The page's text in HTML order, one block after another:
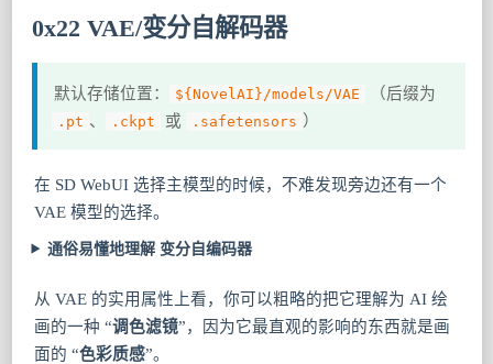
0x22 VAE/变分自解码器
默认存储位置： ${NovelAI}/models/VAE （后缀为
.pt 、 .ckpt 或 .safetensors ）
在 SD WebUI 选择主模型的时候，不难发现旁边还有一个
VAE 模型的选择。
通俗易懂地理解 变分自编码器
从 VAE 的实用属性上看，你可以粗略的把它理解为 AI 绘
画的一种 “调色滤镜”，因为它最直观的影响的东西就是画
面的 “色彩质感”。